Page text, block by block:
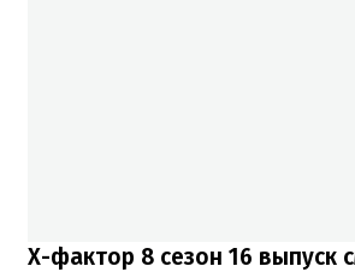
Х-фактор 8 сезон 16 выпуск